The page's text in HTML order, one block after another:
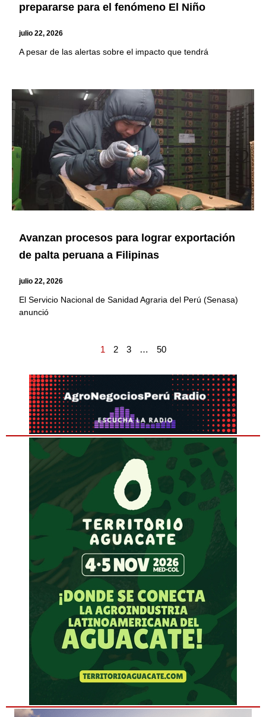
prepararse para el fenómeno El Niño
julio 22, 2026
A pesar de las alertas sobre el impacto que tendrá
Avanzan procesos para lograr exportación
de palta peruana a Filipinas
julio 22, 2026
El Servicio Nacional de Sanidad Agraria del Perú (Senasa)
anunció
1 2 3 … 50